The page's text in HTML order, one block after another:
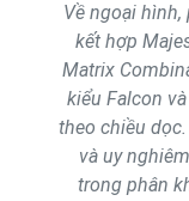
Về ngoại
kết hợp
Matrix
kiểu Falcon
theo chiều
và uy
trong phân